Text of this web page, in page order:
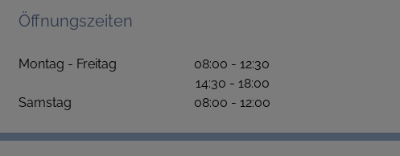
Öffnungszeiten
Montag - Freitag 08:00 - 12:30
14:30 - 18:00
Samstag 08:00 - 12:00